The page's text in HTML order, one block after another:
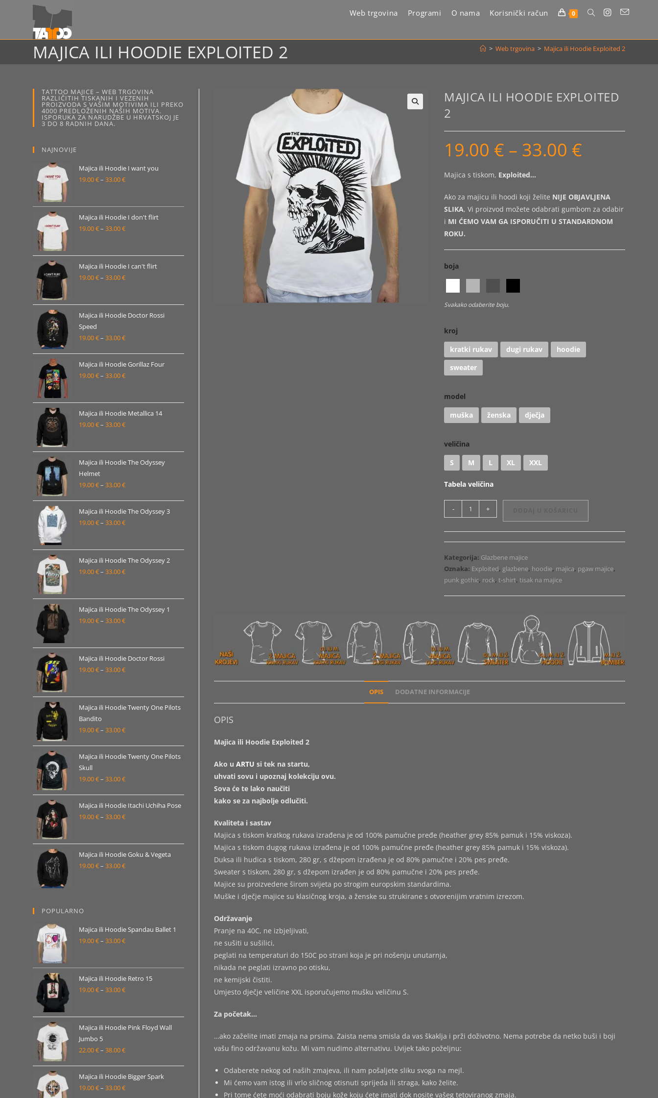
Web trgovina Programi O nama Korisnički račun 0 Uključi/isključi
pretragu
web-
stranice
MAJICA ILI HOODIE EXPLOITED 2 > Web trgovina > Majica ili Hoodie Exploited 2
MAJICA ILI HOODIE EXPLOITED
2
19.00 € – 33.00 €
Majica s tiskom, Exploited…
Ako za majicu ili hoodi koji želite NIJE OBJAVLJENA
SLIKA, Vi proizvod možete odabrati gumbom za odabir
i MI ĆEMO VAM GA ISPORUČITI U STANDARDNOM
ROKU.
boja
Svakako odaberite boju.
kroj
kratki rukav
dugi rukav
hoodie
sweater
model
muška
ženska dječja
veličina
S
M L XL XXL
Tabela veličina
ili
Hoodie
Exploited
2
količina
- +
Kategorija: Glazbene majice
Oznaka: Exploited, glazbene, hoodie, majica, pgaw majice,
punk gothic, rock,t-shirt,tisak na majice
OPIS DODATNE INFORMACIJE
OPIS
Majica ili Hoodie Exploited 2
Ako u ARTU si tek na startu,
uhvati sovu i upoznaj kolekciju ovu.
Sova će te lako naučiti
kako se za najbolje odlučiti.
Kvaliteta i sastav
Majica s tiskom kratkog rukava izrađena je od 100% pamučne pređe (heather grey 85% pamuk i 15% viskoza).
Majica s tiskom dugog rukava izrađena je od 100% pamučne pređe (heather grey 85% pamuk i 15% viskoza).
Duksa ili hudica s tiskom, 280 gr, s džepom izrađena je od 80% pamučne i 20% pes pređe.
Sweater s tiskom, 280 gr, s džepom izrađen je od 80% pamučne i 20% pes pređe.
Majice su proizvedene širom svijeta po strogim europskim standardima.
Muške i dječje majice su klasičnog kroja, a ženske su strukirane s otvorenijim vratnim izrezom.
Održavanje
Pranje na 40C, ne izbjeljivati,
ne sušiti u sušilici,
peglati na temperaturi do 150C po strani koja je pri nošenju unutarnja,
nikada ne peglati izravno po otisku,
ne kemijski čistiti.
Umjesto dječje veličine XXL isporučujemo mušku veličinu S.
Za početak…
…ako zaželite imati zmaja na prsima. Zaista nema smisla da vas škaklja i prži doživotno. Nema potrebe da netko buši i boji
vašu fino održavanu kožu. Mi vam nudimo alternativu. Uvijek tako poželjnu:
Odaberete nekog od naših zmajeva, ili nam pošaljete sliku svoga na mejl.
Mi ćemo vam istog ili vrlo sličnog otisnuti sprijeda ili straga, kako želite.
Pri tome ćete moći odabrati boju kože koju ćete imati dok nosite vašeg tetoviranog zmaja.
TATTOO MAJICE – WEB TRGOVINA
RAZLIČITIH TISKANIH I VEZENIH
PROIZVODA S VAŠIM MOTIVIMA ILI PREKO
4000 PREDLOŽENIH NAŠIH MOTIVA.
ISPORUKA ZA NARUDŽBE U HRVATSKOJ JE
3 DO 8 RADNIH DANA.
NAJNOVIJE
Majica ili Hoodie I want you
19.00€– 33.00€Raspon
od
19.00 €
do
Majica ili Hoodie I don't flirt
19.00€– 33.00€Raspon
od
19.00 €
do
Majica ili Hoodie I can't flirt
19.00€– 33.00€Raspon
od
19.00 €
33.00 €
Majica ili Hoodie Doctor Rossi
Speed
19.00€– 33.00€Raspon
od
19.00 €
Majica ili Hoodie Gorillaz Four
19.00€– 33.00€Raspon
od
19.00 €
do
Majica ili Hoodie Metallica 14
19.00€– 33.00€Raspon
od
19.00 €
33.00 €
Majica ili Hoodie The Odyssey
Helmet
19.00€– 33.00€Raspon
od
19.00 €
Majica ili Hoodie The Odyssey 3
19.00€– 33.00€Raspon
od
19.00 €
do
Majica ili Hoodie The Odyssey 2
19.00€– 33.00€Raspon
od
19.00 €
do
Majica ili Hoodie The Odyssey 1
19.00€– 33.00€Raspon
od
19.00 €
do
Majica ili Hoodie Doctor Rossi
19.00€– 33.00€Raspon
od
19.00 €
33.00 €
Majica ili Hoodie Twenty One Pilots
Bandito
19.00€– 33.00€Raspon
od
do
Majica ili Hoodie Twenty One Pilots
Skull
19.00€– 33.00€Raspon
od
19.00 €
Majica ili Hoodie Itachi Uchiha Pose
19.00€– 33.00€Raspon
od
19.00 €
do
Majica ili Hoodie Goku & Vegeta
19.00€– 33.00€Raspon
33.00 €
POPULARNO
Majica ili Hoodie Spandau Ballet 1
19.00€– 33.00€Raspon
od
19.00 €
do
Majica ili Hoodie Retro 15
19.00€– 33.00€Raspon
od
19.00 €
33.00 €
Majica ili Hoodie Pink Floyd Wall
Jumbo 5
22.00€– 38.00€Raspon
od
22.00 €
Majica ili Hoodie Bigger Spark
19.00€– 33.00€Raspon